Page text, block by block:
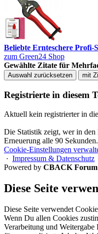
Beliebte Ernteschere Profi-
zum Green24 Shop
Gewählte Zitate für
Auswahl zurücksetzen mit
Registrierte in diesem
Aktuell kein registrierter in
Die Statistik zeigt, wer in
Erneuerung alle 90 Sekunden.
Cookie-Einstellungen
· Impressum & Datenschutz
Powered by CBACK Forum
Diese Seite
Diese Seite verwendet
Wenn Du allen Cookies
Verarbeitung und